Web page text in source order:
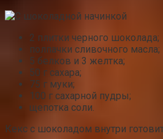
2 плитки черного шоколада;
полпачки сливочного масла;
5 белков и 3 желтка;
50 г сахара;
75 г муки;
100 г сахарной пудры;
щепотка соли.
Кекс с шоколадом внутри